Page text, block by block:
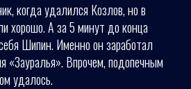
когда удалился Козлов, но в
хорошо. А за 5 минут до конца
Шипин. Именно он заработал
«Зауралья». Впрочем, подопечным
удалось.